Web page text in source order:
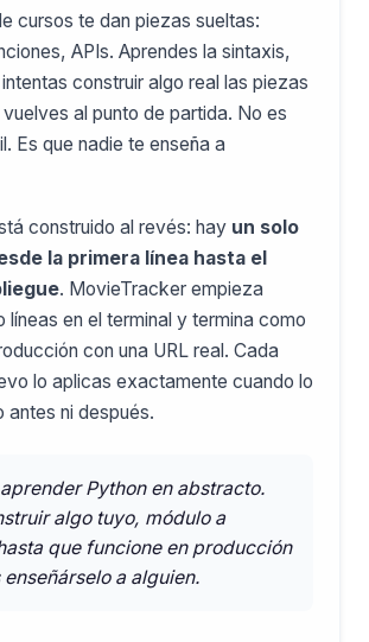
cursos te dan piezas sueltas:
APIs. Aprendes la sintaxis,
construir algo real las piezas
al punto de partida. No es
Es que nadie te enseña a
construido al revés: hay un solo
la primera línea hasta el
. MovieTracker empieza
líneas en el terminal y termina como
con una URL real. Cada
lo aplicas exactamente cuando lo
antes ni después.
Python en abstracto.
algo tuyo, módulo a
que funcione en producción
a alguien.